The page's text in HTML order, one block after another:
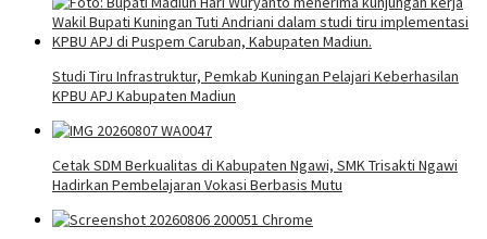
Studi Tiru Infrastruktur, Pemkab Kuningan Pelajari Keberhasilan
KPBU APJ Kabupaten Madiun
Cetak SDM Berkualitas di Kabupaten Ngawi, SMK Trisakti Ngawi
Hadirkan Pembelajaran Vokasi Berbasis Mutu